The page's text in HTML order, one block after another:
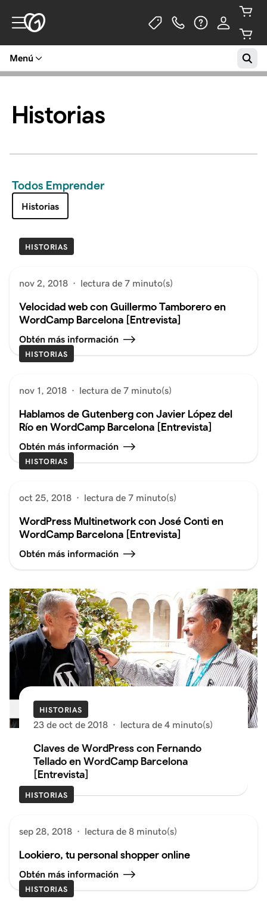
Menú
Historias
Todos Emprender
Historias
HISTORIAS
nov 2, 2018 · lectura de 7 minuto(s)
Velocidad web con Guillermo Tamborero en
WordCamp Barcelona [Entrevista]
Obtén más información
HISTORIAS
nov 1, 2018 · lectura de 7 minuto(s)
Hablamos de Gutenberg con Javier López del
Río en WordCamp Barcelona [Entrevista]
Obtén más información
HISTORIAS
oct 25, 2018 · lectura de 7 minuto(s)
WordPress Multinetwork con José Conti en
WordCamp Barcelona [Entrevista]
Obtén más información
HISTORIAS
23 de oct de 2018 · lectura de 4 minuto(s)
Claves de WordPress con Fernando
Tellado en WordCamp Barcelona
[Entrevista]
HISTORIAS
sep 28, 2018 · lectura de 8 minuto(s)
Lookiero, tu personal shopper online
Obtén más información
HISTORIAS